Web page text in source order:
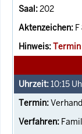
202
Termin
10:15